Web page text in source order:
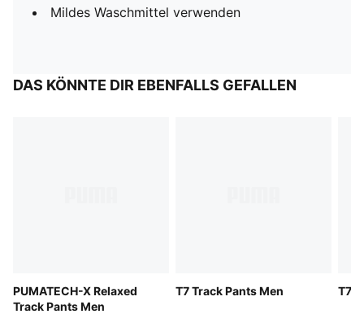
Mildes Waschmittel verwenden
DAS KÖNNTE DIR EBENFALLS GEFALLEN
PUMATECH-X Relaxed
Track Pants Men
T7 Track Pants Men T7